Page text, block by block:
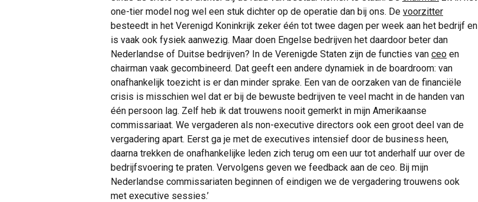
one-tier model nog wel een stuk dichter op de operatie dan bij ons. De voorzitter
besteedt in het Verenigd Koninkrijk zeker één tot twee dagen per week aan het bedrijf en
is vaak ook fysiek aanwezig. Maar doen Engelse bedrijven het daardoor beter dan
Nederlandse of Duitse bedrijven? In de Verenigde Staten zijn de functies van ceo en
chairman vaak gecombineerd. Dat geeft een andere dynamiek in de boardroom: van
onafhankelijk toezicht is er dan minder sprake. Een van de oorzaken van de financiële
crisis is misschien wel dat er bij de bewuste bedrijven te veel macht in de handen van
één persoon lag. Zelf heb ik dat trouwens nooit gemerkt in mijn Amerikaanse
commissariaat. We vergaderen als non-executive directors ook een groot deel van de
vergadering apart. Eerst ga je met de executives intensief door de business heen,
daarna trekken de onafhankelijke leden zich terug om een uur tot anderhalf uur over de
bedrijfsvoering te praten. Vervolgens geven we feedback aan de ceo. Bij mijn
Nederlandse commissariaten beginnen of eindigen we de vergadering trouwens ook
met executive sessies.’